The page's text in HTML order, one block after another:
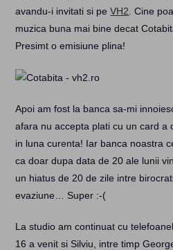
avandu-i invitati si peVH2 . Cine
muzica buna mai bine decat
Presimt o emisiune plina!
Apoi am fost la banca sa-mi
afara nu accepta plati cu un card a
in luna curenta! Iar banca noastra
ca doar dupa data de 20 ale lunii
un hiatus de 20 de zile intre
evaziune… Super :-(
La studio am continuat cu
16 a venit si Silviu, intre timp